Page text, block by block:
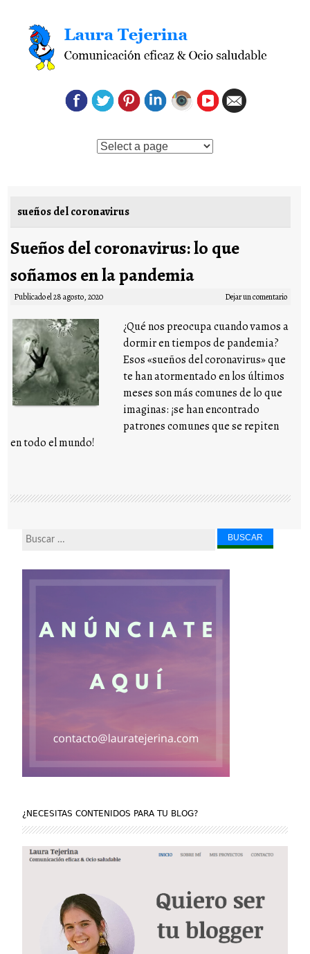
Saltar al contenido
sueños del coronavirus
Sueños del coronavirus: lo que
soñamos en la pandemia
Publicado el28 agosto, 2020 Dejar un comentario
¿Qué nos preocupa cuando vamos a
dormir en tiempos de pandemia?
Esos «sueños del coronavirus» que
te han atormentado en los últimos
meses son más comunes de lo que
imaginas: ¡se han encontrado
patrones comunes que se repiten
en todo el mundo!
Buscar...
¿NECESITAS CONTENIDOS PARA TU BLOG?